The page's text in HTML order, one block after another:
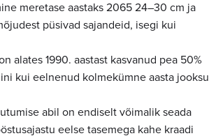
meretase aastaks 2065 24–30 cm ja
püsivad sajandeid, isegi kui
alates 1990. aastast kasvanud pea 50%
kui eelnenud kolmekümne aasta jooksul
abil on endiselt võimalik seada
eelse tasemega kahe kraadi